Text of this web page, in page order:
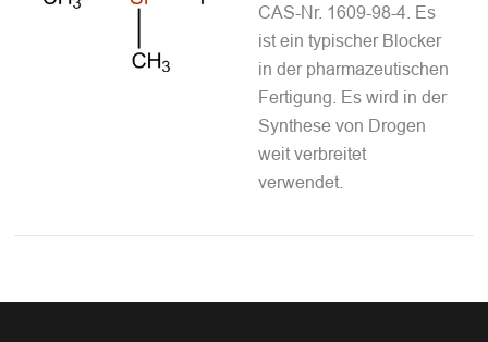
CAS-Nr. 1609-98-4. Es
ist ein typischer Blocker
in der pharmazeutischen
Fertigung. Es wird in der
Synthese von Drogen
weit verbreitet
verwendet.